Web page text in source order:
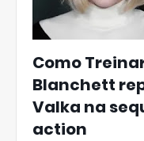
Como
Blanchett
Valka na
action